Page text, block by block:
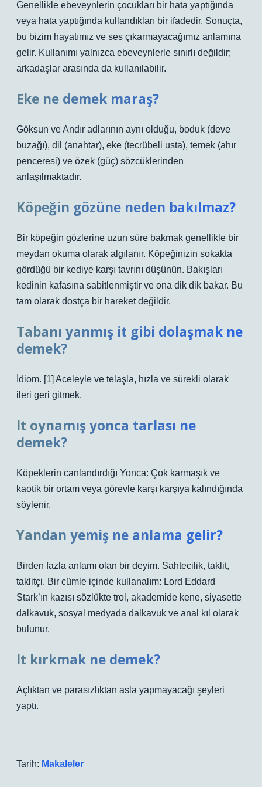
Genellikle ebeveynlerin çocukları bir hata yaptığında
veya hata yaptığında kullandıkları bir ifadedir. Sonuçta,
bu bizim hayatımız ve ses çıkarmayacağımız anlamına
gelir. Kullanımı yalnızca ebeveynlerle sınırlı değildir;
arkadaşlar arasında da kullanılabilir.
Eke ne demek maraş?
Göksun ve Andır adlarının aynı olduğu, boduk (deve
buzağı), dil (anahtar), eke (tecrübeli usta), temek (ahır
penceresi) ve özek (güç) sözcüklerinden
anlaşılmaktadır.
Köpeğin gözüne neden bakılmaz?
Bir köpeğin gözlerine uzun süre bakmak genellikle bir
meydan okuma olarak algılanır. Köpeğinizin sokakta
gördüğü bir kediye karşı tavrını düşünün. Bakışları
kedinin kafasına sabitlenmiştir ve ona dik dik bakar. Bu
tam olarak dostça bir hareket değildir.
Tabanı yanmış it gibi dolaşmak ne
demek?
İdiom. [1] Aceleyle ve telaşla, hızla ve sürekli olarak
ileri geri gitmek.
It oynamış yonca tarlası ne
demek?
Köpeklerin canlandırdığı Yonca: Çok karmaşık ve
kaotik bir ortam veya görevle karşı karşıya kalındığında
söylenir.
Yandan yemiş ne anlama gelir?
Birden fazla anlamı olan bir deyim. Sahtecilik, taklit,
taklitçi. Bir cümle içinde kullanalım: Lord Eddard
Stark’ın kazısı sözlükte trol, akademide kene, siyasette
dalkavuk, sosyal medyada dalkavuk ve anal kıl olarak
bulunur.
It kırkmak ne demek?
Açlıktan ve parasızlıktan asla yapmayacağı şeyleri
yaptı.
Tarih: Makaleler